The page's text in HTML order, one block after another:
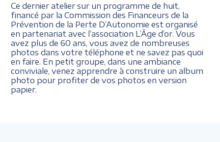
Ce dernier atelier sur un programme de huit,
financé par la Commission des Financeurs de la
Prévention de la Perte D’Autonomie est organisé
en partenariat avec l’association L’Âge d’or. Vous
avez plus de 60 ans, vous avez de nombreuses
photos dans votre téléphone et ne savez pas quoi
en faire. En petit groupe, dans une ambiance
conviviale, venez apprendre à construire un album
photo pour profiter de vos photos en version
papier.